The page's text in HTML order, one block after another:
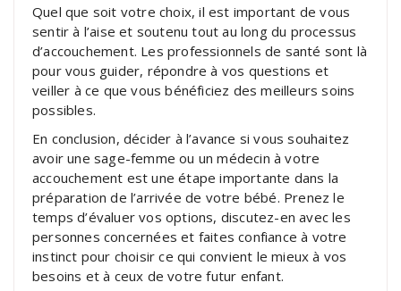
Quel que soit votre choix, il est important de vous
sentir à l’aise et soutenu tout au long du processus
d’accouchement. Les professionnels de santé sont là
pour vous guider, répondre à vos questions et
veiller à ce que vous bénéficiez des meilleurs soins
possibles.
En conclusion, décider à l’avance si vous souhaitez
avoir une sage-femme ou un médecin à votre
accouchement est une étape importante dans la
préparation de l’arrivée de votre bébé. Prenez le
temps d’évaluer vos options, discutez-en avec les
personnes concernées et faites confiance à votre
instinct pour choisir ce qui convient le mieux à vos
besoins et à ceux de votre futur enfant.